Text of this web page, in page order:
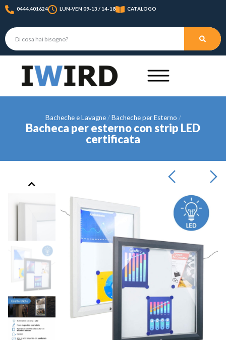
0444.401624 LUN-VEN 09-13 / 14-18 CATALOGO
Bacheche e Lavagne Bacheche per Esterno
Bacheca per esterno con strip LED
certificata